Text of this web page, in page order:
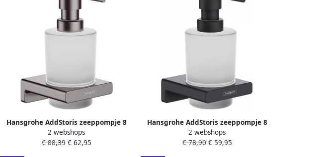
Hansgrohe AddStoris zeeppompje 8
1x9 1x15 8cm brushed black chroom
2 webshops
€ 88,39€ 62,95
Hansgrohe AddStoris zeeppompje 8
1x9 1x15 8cm mat zwart
2 webshops
€ 78,90€ 59,95